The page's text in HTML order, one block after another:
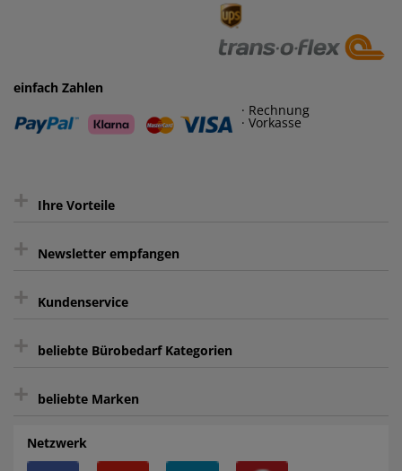
einfach Zahlen
· Rechnung
· Vorkasse
+ Ihre Vorteile
Kauf auf Rechnung³
sicher Shoppen durch SSL
intelligentes Kundenkonto
+ Newsletter empfangen
Sie können sich zu jeder Zeit abmelden.
+ Kundenservice
Kontakt
FAQ
AGB
Datenschutz
+ beliebte Bürobedarf Kategorien
Aktenvernichter
Batterien
Bleistifte
Heftstreifen
Radiergummis
+ beliebte Marken
Alco
Avery/Zweckform
Leitz
Netzwerk